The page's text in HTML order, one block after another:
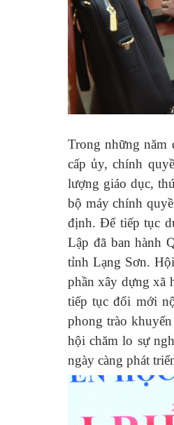
Trong những năm
cấp ủy, chính
lượng giáo dục,
bộ máy chính
định. Để tiếp tục
Lập đã ban hành
tỉnh Lạng Sơn.
phần xây dựng xã
tiếp tục đổi mới
phong trào
hội chăm lo sự
ngày càng phát